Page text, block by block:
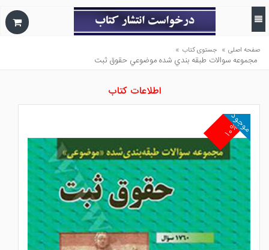
صفحه اصلی » جستوی کتاب »
مجموعه سوالات طبقه بندي شده موضوعي حقوق ثبت
اطلاعات کتاب
۱۰%
موجود